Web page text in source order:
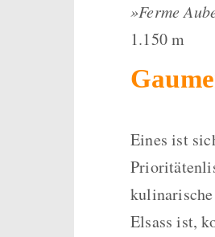
»Ferme
1.150 m
Eines ist
Elsass ist,